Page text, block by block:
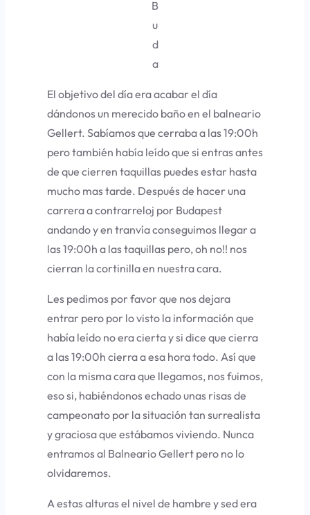
B
u
d
a
El objetivo del día era acabar el día
dándonos un merecido baño en el balneario
Gellert. Sabíamos que cerraba a las 19:00h
pero también había leído que si entras antes
de que cierren taquillas puedes estar hasta
mucho mas tarde. Después de hacer una
carrera a contrarreloj por Budapest
andando y en tranvía conseguimos llegar a
las 19:00h a las taquillas pero, oh no!! nos
cierran la cortinilla en nuestra cara.
Les pedimos por favor que nos dejara
entrar pero por lo visto la información que
había leído no era cierta y si dice que cierra
a las 19:00h cierra a esa hora todo. Así que
con la misma cara que llegamos, nos fuimos,
eso si, habiéndonos echado unas risas de
campeonato por la situación tan surrealista
y graciosa que estábamos viviendo. Nunca
entramos al Balneario Gellert pero no lo
olvidaremos.
A estas alturas el nivel de hambre y sed era